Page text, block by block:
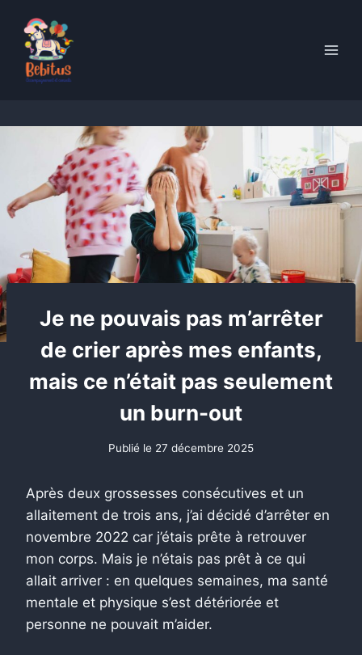
content
Je ne pouvais pas m’arrêter
de crier après mes enfants,
mais ce n’était pas seulement
un burn-out
Publié le 27 décembre 2025
Après deux grossesses consécutives et un
allaitement de trois ans, j’ai décidé d’arrêter en
novembre 2022 car j’étais prête à retrouver
mon corps. Mais je n’étais pas prêt à ce qui
allait arriver : en quelques semaines, ma santé
mentale et physique s’est détériorée et
personne ne pouvait m’aider.